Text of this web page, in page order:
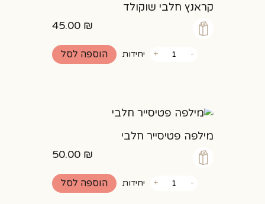
קראנץ חלבי שוקולד
45.00 ₪
-של
+ יחידות הוספה לסל
מילפה פטיסייר חלבי
50.00 ₪
-של
+ יחידות הוספה לסל